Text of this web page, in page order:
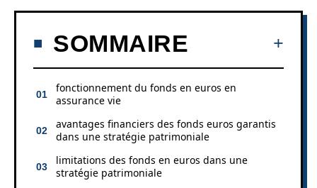
SOMMAIRE
fonctionnement du fonds en euros en
assurance vie
avantages financiers des fonds euros garantis
dans une stratégie patrimoniale
limitations des fonds en euros dans une
stratégie patrimoniale